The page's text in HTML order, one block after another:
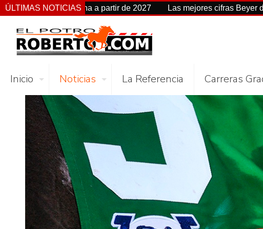
ÚLTIMAS NOTICIAS
de fecha a partir de 2027 Las mejores cifras Beyer de esta
Inicio Noticias La Referencia Carreras